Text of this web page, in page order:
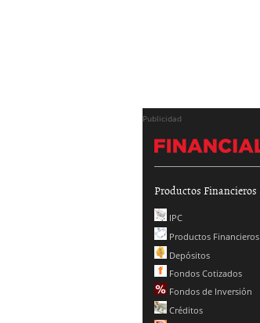
Publicidad
Productos Financieros
IPC
Productos Financieros
Depósitos
Fondos Cotizados
Fondos de Inversión
Créditos